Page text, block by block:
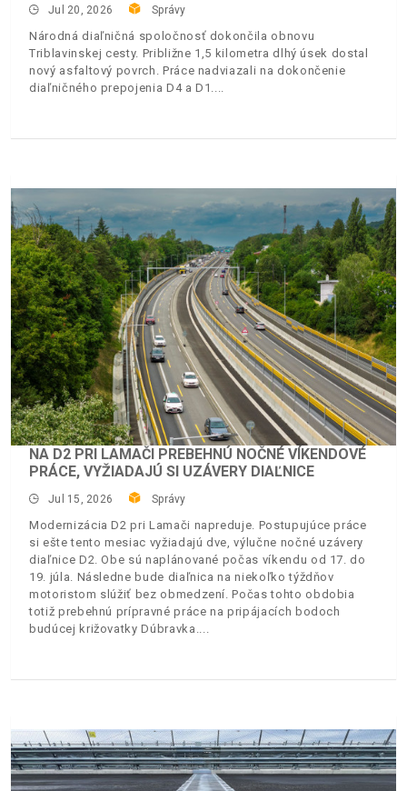
Jul 20, 2026 Správy
Národná diaľničná spoločnosť dokončila obnovu
Triblavinskej cesty. Približne 1,5 kilometra dlhý úsek dostal
nový asfaltový povrch. Práce nadviazali na dokončenie
diaľničného prepojenia D4 a D1.
NA D2 PRI LAMAČI PREBEHNÚ NOČNÉ VÍKENDOVÉ
PRÁCE, VYŽIADAJÚ SI UZÁVERY DIAĽNICE
Jul 15, 2026 Správy
Modernizácia D2 pri Lamači napreduje. Postupujúce práce
si ešte tento mesiac vyžiadajú dve, výlučne nočné uzávery
diaľnice D2. Obe sú naplánované počas víkendu od 17. do
19. júla. Následne bude diaľnica na niekoľko týždňov
motoristom slúžiť bez obmedzení. Počas tohto obdobia
totiž prebehnú prípravné práce na pripájacích bodoch
budúcej križovatky Dúbravka.